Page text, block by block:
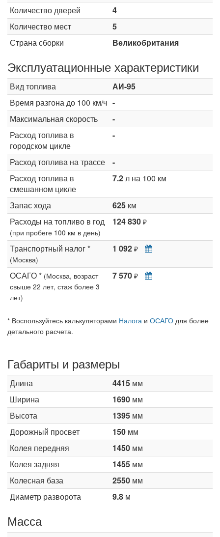
Количество дверей
4
Количество мест
5
Страна сборки
Великобритания
Эксплуатационные характеристики
Вид топлива
АИ-95
Время разгона до 100 км/ч -
Максимальная скорость
-
Расход топлива в
городском цикле
-
Расход топлива на трассе
-
Расход топлива в
смешанном цикле
7.2л на 100 км
Запас хода 625 км
Расходы на топливо в год
(при пробеге 100 км в день)
124 830 ₽
Транспортный налог *
(Москва)
1 092 ₽
ОСАГО * (Москва, возраст
свыше 22 лет, стаж более 3
лет)
7 570 ₽
* Воспользуйтесь калькуляторами Налога и ОСАГО для более
детального расчета.
Габариты и размеры
Длина 4415 мм
Ширина
1690 мм
Высота
1395 мм
Дорожный просвет
150 мм
Колея передняя
1450 мм
Колея задняя
1455 мм
Колесная база
2550 мм
Диаметр разворота
9.8 м
Масса